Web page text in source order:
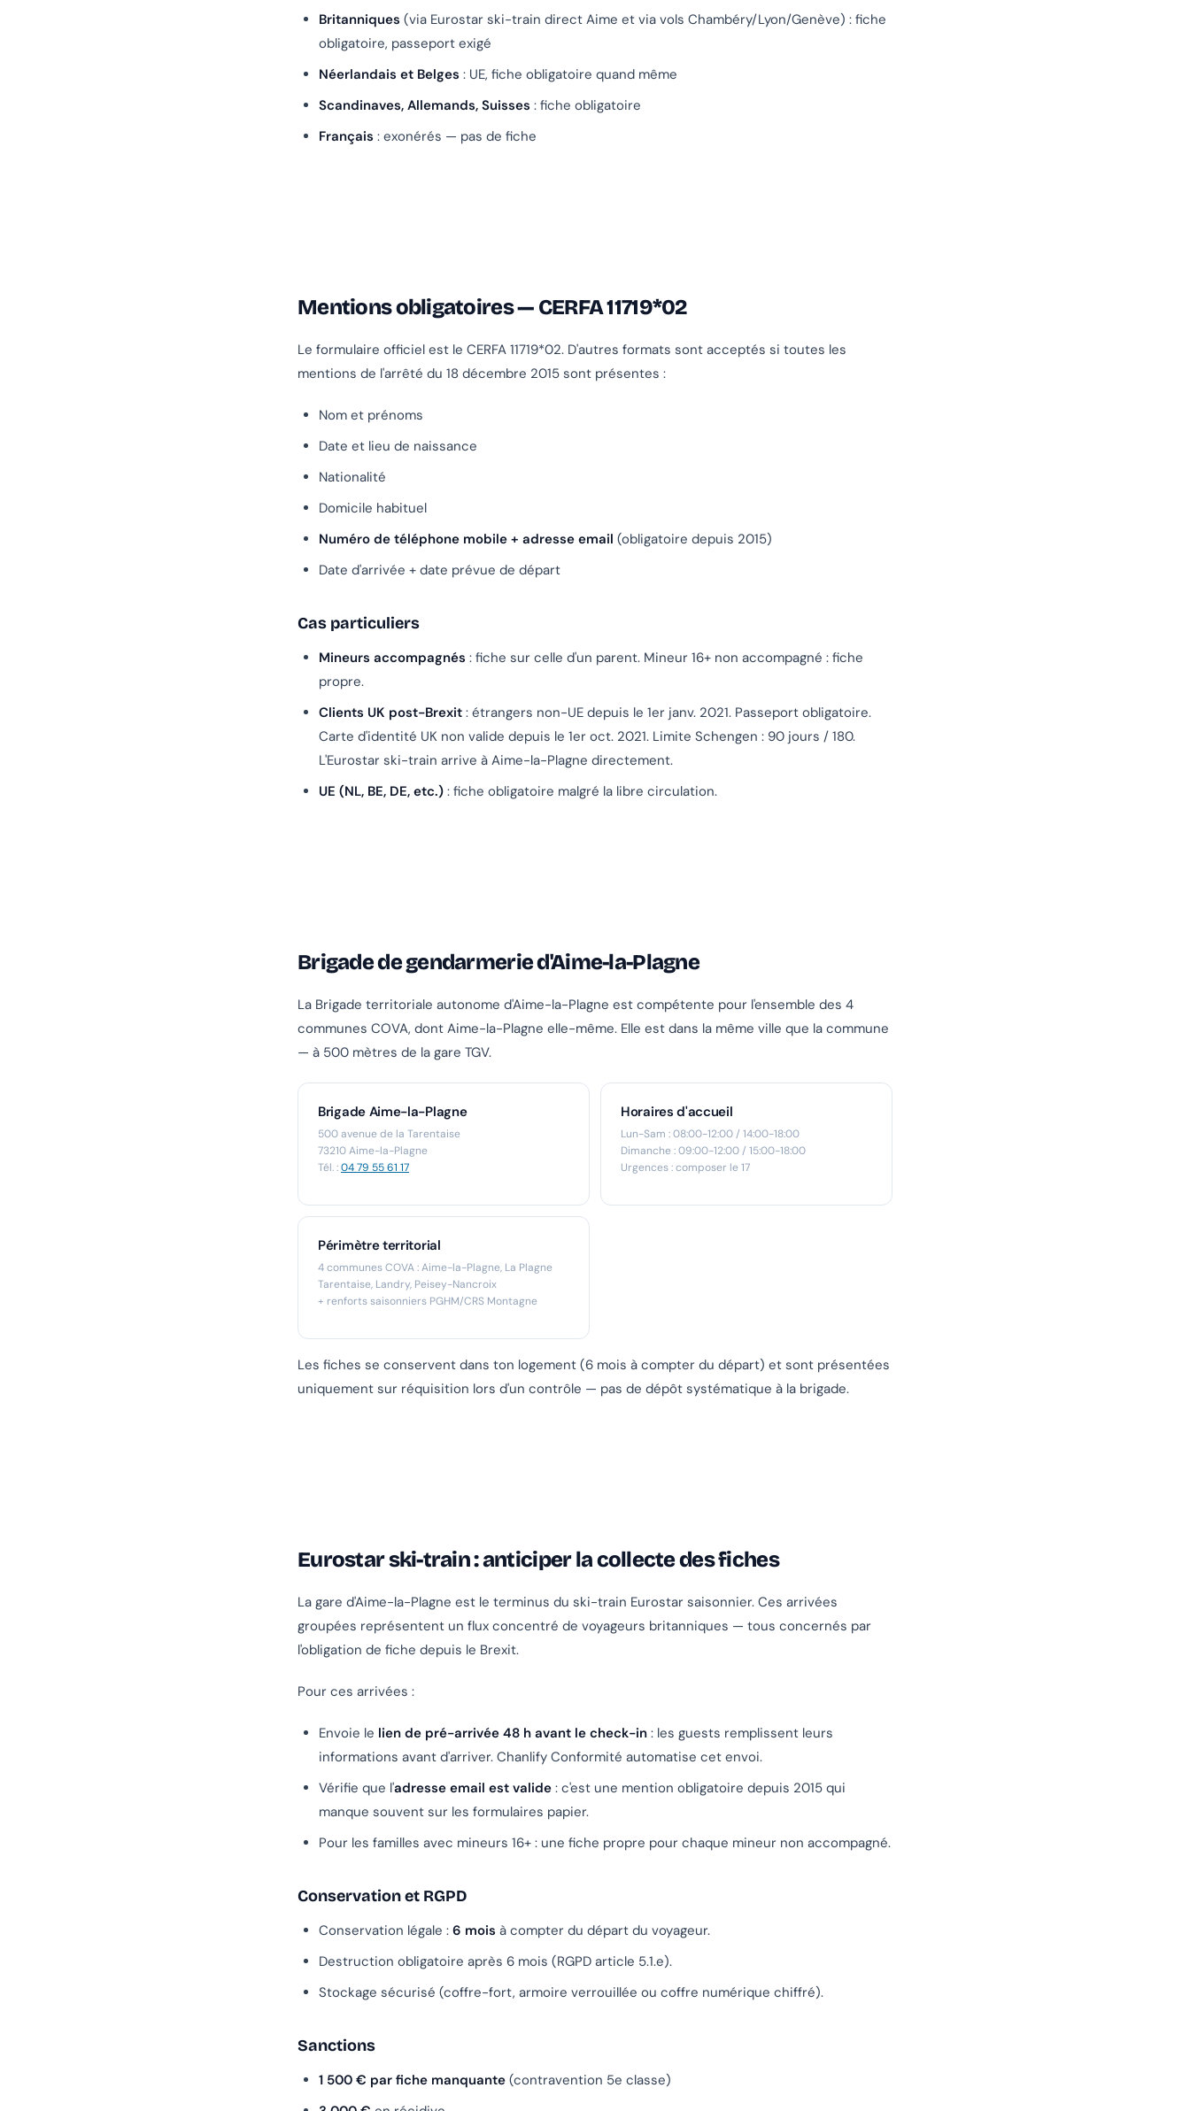
Britanniques (via Eurostar ski-train direct Aime et via vols Chambéry/Lyon/Genève) : fiche
obligatoire, passeport exigé
Néerlandais et Belges : UE, fiche obligatoire quand même
Scandinaves, Allemands, Suisses : fiche obligatoire
Français : exonérés — pas de fiche
Mentions obligatoires — CERFA 11719*02
Le formulaire officiel est le CERFA 11719*02. D'autres formats sont acceptés si toutes les
mentions de l'arrêté du 18 décembre 2015 sont présentes :
Nom et prénoms
Date et lieu de naissance
Nationalité
Domicile habituel
Numéro de téléphone mobile + adresse email (obligatoire depuis 2015)
Date d'arrivée + date prévue de départ
Cas particuliers
Mineurs accompagnés : fiche sur celle d'un parent. Mineur 16+ non accompagné : fiche
propre.
Clients UK post-Brexit : étrangers non-UE depuis le 1er janv. 2021. Passeport obligatoire.
Carte d'identité UK non valide depuis le 1er oct. 2021. Limite Schengen : 90 jours / 180.
L'Eurostar ski-train arrive à Aime-la-Plagne directement.
UE (NL, BE, DE, etc.) : fiche obligatoire malgré la libre circulation.
Brigade de gendarmerie d'Aime-la-Plagne
La Brigade territoriale autonome d'Aime-la-Plagne est compétente pour l'ensemble des 4
communes COVA, dont Aime-la-Plagne elle-même. Elle est dans la même ville que la commune
— à 500 mètres de la gare TGV.
Brigade Aime-la-Plagne
500 avenue de la Tarentaise
73210 Aime-la-Plagne
Tél. :04 79 55 61 17
Horaires d'accueil
Lun-Sam : 08:00-12:00 / 14:00-18:00
Dimanche : 09:00-12:00 / 15:00-18:00
Urgences : composer le 17
Périmètre territorial
4 communes COVA : Aime-la-Plagne, La Plagne
Tarentaise, Landry, Peisey-Nancroix
+ renforts saisonniers PGHM/CRS Montagne
Les fiches se conservent dans ton logement (6 mois à compter du départ) et sont présentées
uniquement sur réquisition lors d'un contrôle — pas de dépôt systématique à la brigade.
Eurostar ski-train : anticiper la collecte des fiches
La gare d'Aime-la-Plagne est le terminus du ski-train Eurostar saisonnier. Ces arrivées
groupées représentent un flux concentré de voyageurs britanniques — tous concernés par
l'obligation de fiche depuis le Brexit.
Pour ces arrivées :
Envoie le lien de pré-arrivée 48 h avant le check-in : les guests remplissent leurs
informations avant d'arriver. Chanlify Conformité automatise cet envoi.
Vérifie que l'adresse email est valide : c'est une mention obligatoire depuis 2015 qui
manque souvent sur les formulaires papier.
Pour les familles avec mineurs 16+ : une fiche propre pour chaque mineur non accompagné.
Conservation et RGPD
Conservation légale : 6 mois à compter du départ du voyageur.
Destruction obligatoire après 6 mois (RGPD article 5.1.e).
Stockage sécurisé (coffre-fort, armoire verrouillée ou coffre numérique chiffré).
Sanctions
1 500 € par fiche manquante (contravention 5e classe)